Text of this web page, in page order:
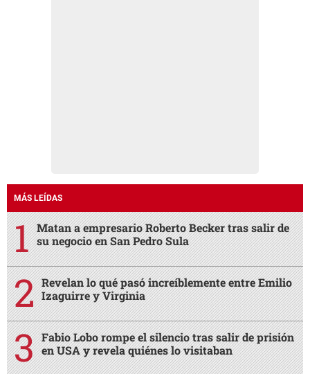
MÁS LEÍDAS
Matan a empresario Roberto Becker tras salir de
su negocio en San Pedro Sula
Revelan lo qué pasó increíblemente entre Emilio
Izaguirre y Virginia
Fabio Lobo rompe el silencio tras salir de prisión
en USA y revela quiénes lo visitaban